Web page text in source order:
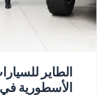
الطاير
الأسطورية في